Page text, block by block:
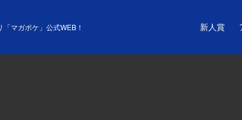
「マガポケ」公式WEB！ 新人賞